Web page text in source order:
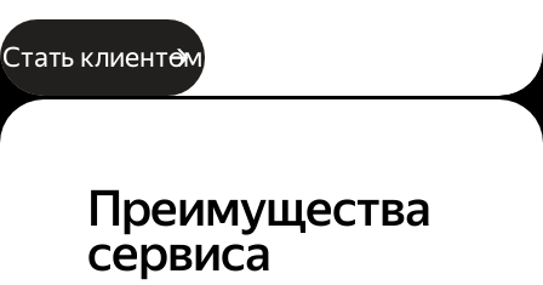
Стать клиентом
Преимущества
сервиса